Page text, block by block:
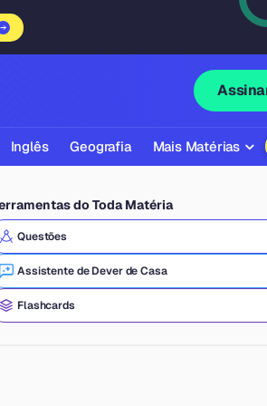
Inglês Geografia Mais Matérias
Química
Física
Filosofia
do Toda Matéria
Questões
Assistente de Dever de Casa
Flashcards